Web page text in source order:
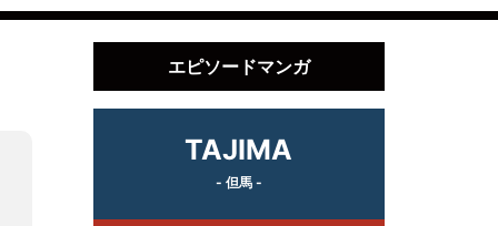
エピソードマンガ
TAJIMA
- 但馬 -